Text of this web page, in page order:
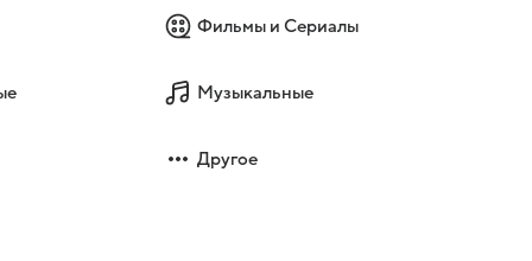
Фильмы и Сериалы
Музыкальные
Другое